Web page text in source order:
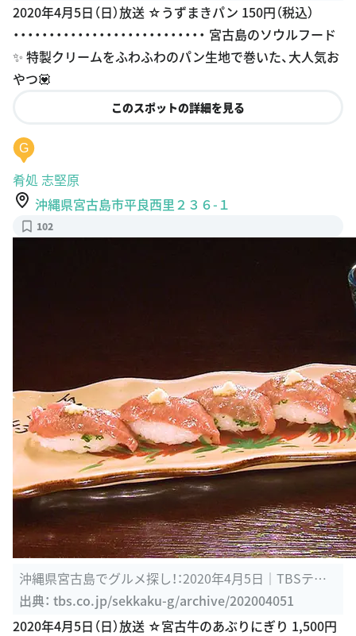
2020年4月5日（日）放送 ☆うずまきパン 150円（税込）
・・・・・・・・・・・・・・・・・・・・・・・・・・・ 宮古島のソウルフード
✨ 特製クリームをふわふわのパン生地で巻いた、大人気お
やつ💟
このスポットの詳細を見る
G
肴処 志堅原
沖縄県宮古島市平良西里２３６-１
102
沖縄県宮古島でグルメ探し！：2020年4月5日｜TBSテレ
ビ：バナナマンの ...
出典： tbs.co.jp/sekkaku-g/archive/202004051
2020年4月5日（日）放送 ☆宮古牛のあぶりにぎり 1,500円